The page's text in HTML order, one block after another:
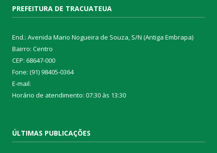
PREFEITURA DE TRACUATEUA
End.: Avenida Mario Nogueira de Souza, S/N (Antiga Embrapa)
Bairro: Centro
CEP: 68647-000
Fone: (91) 98405-0364
E-mail:
Horário de atendimento: 07:30 às 13:30
ÚLTIMAS PUBLICAÇÕES